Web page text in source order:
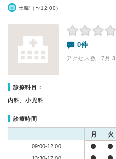
土曜（〜12:00）
0件
アクセス数 7月:3
診療科目：
内科、小児科
診療時間
月 火
09:00-12:00